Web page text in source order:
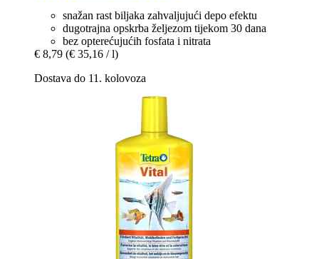
snažan rast biljaka zahvaljujući depo efektu
dugotrajna opskrba željezom tijekom 30 dana
bez opterećujućih fosfata i nitrata
€ 8,79 (€ 35,16 / l)
Dostava do 11. kolovoza